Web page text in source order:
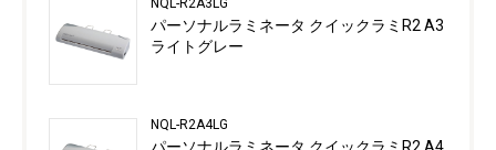
NQL-R2A3LG
パーソナルラミネータ クイックラミR2 A3
ライトグレー
NQL-R2A4LG